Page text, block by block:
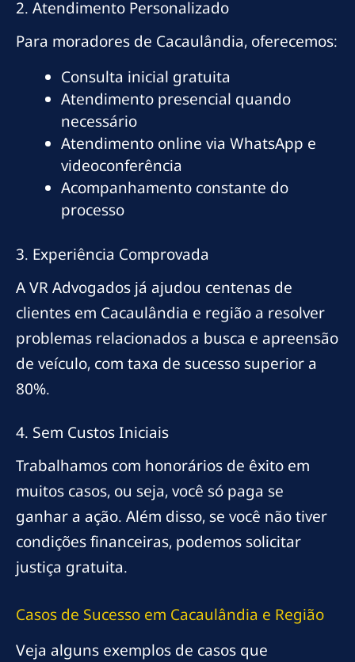
2. Atendimento Personalizado
Para moradores de Cacaulândia, oferecemos:
Consulta inicial gratuita
Atendimento presencial quando
necessário
Atendimento online via WhatsApp e
videoconferência
Acompanhamento constante do
processo
3. Experiência Comprovada
A VR Advogados já ajudou centenas de
clientes em Cacaulândia e região a resolver
problemas relacionados a busca e apreensão
de veículo, com taxa de sucesso superior a
80%.
4. Sem Custos Iniciais
Trabalhamos com honorários de êxito em
muitos casos, ou seja, você só paga se
ganhar a ação. Além disso, se você não tiver
condições financeiras, podemos solicitar
justiça gratuita.
Casos de Sucesso em Cacaulândia e Região
Veja alguns exemplos de casos que